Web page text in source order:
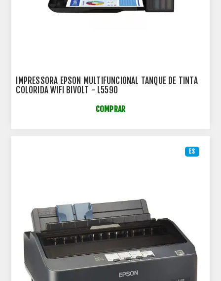
IMPRESSORA EPSON MULTIFUNCIONAL TANQUE DE TINTA
COLORIDA WIFI BIVOLT - L5590
COMPRAR
ES